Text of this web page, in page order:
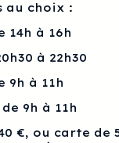
au choix :
14h à 16h
à 22h30
9h à 11h
9h à 11h
ou carte de